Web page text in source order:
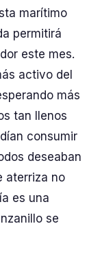
marítimo
permitirá
este mes.
activo del
más
tan llenos
consumir
deseaban
aterriza no
es una
se